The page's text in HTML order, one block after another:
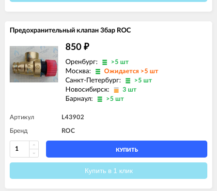
Предохранительный клапан 3бар ROC
850 ₽
Оренбург: >5 шт
Москва: Ожидается >5 шт
Санкт-Петербург: >5 шт
Новосибирск: 3 шт
Барнаул: >5 шт
Артикул L43902
Бренд ROC
КУПИТЬ
Купить в 1 клик